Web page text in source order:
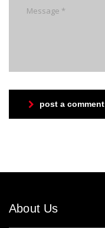
post a comment
About Us